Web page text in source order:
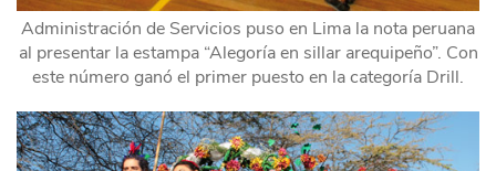
Administración de Servicios puso en Lima la nota peruana
al presentar la estampa “Alegoría en sillar arequipeño”. Con
este número ganó el primer puesto en la categoría Drill.